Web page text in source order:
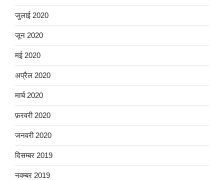
जुलाई 2020
जून 2020
मई 2020
अप्रैल 2020
मार्च 2020
फ़रवरी 2020
जनवरी 2020
दिसम्बर 2019
नवम्बर 2019